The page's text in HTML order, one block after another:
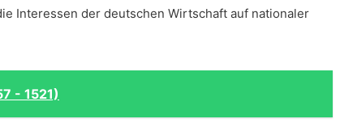
Interessen⁣ der deutschen Wirtschaft⁤ auf nationaler
- 1521)